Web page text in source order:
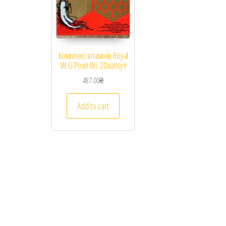
Комплекс вітамінів Royal
Vit G Роял Віт. 20 капсул
487.00₴
Add to cart